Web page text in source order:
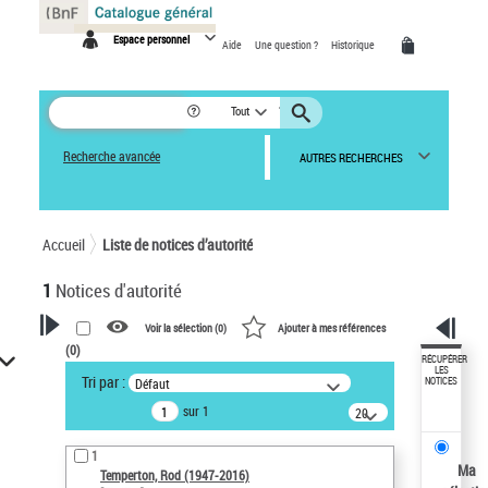
Espace personnel Aide Une question ? Historique
Tout
Recherche avancée AUTRES RECHERCHES
Accueil Liste de notices d’autorité
1 Notices d'autorité
VOTRE RECHERCHE
Recherche avancée dans les
notices d’autorité
Œuvres liées à l'auteur :
Temperton, Rod (1947-2016)
Voir la sélection (0) Ajouter à mes références
(0)
Tri par : Défaut
sur 1
20
résultats/page
1
Temperton, Rod (1947-2016)
RÉCUPÉRER
LES
NOTICES
Ma
Panneau de gestion des cookies